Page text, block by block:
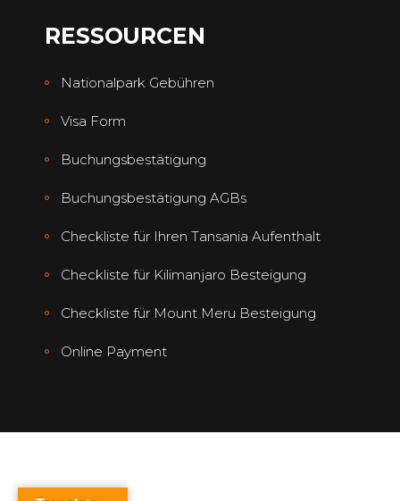
RESSOURCEN
Nationalpark Gebühren
Visa Form
Buchungsbestätigung
Buchungsbestätigung AGBs
Checkliste für Ihren Tansania Aufenthalt
Checkliste für Kilimanjaro Besteigung
Checkliste für Mount Meru Besteigung
Online Payment